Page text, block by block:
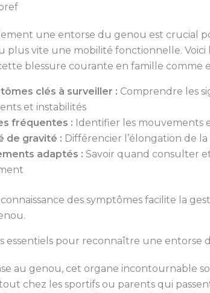
une entorse du genou est crucial
plus vite une mobilité fonctionnelle. Voici
blessure courante en famille comme
clés à surveiller : Comprendre les
et instabilités
fréquentes : Identifier les mouvements
de gravité : Différencier l’élongation de
adaptés : Savoir quand consulter
des symptômes facilite la
essentiels pour reconnaître une entorse
au genou, cet organe incontournable
chez les sportifs ou parents qui